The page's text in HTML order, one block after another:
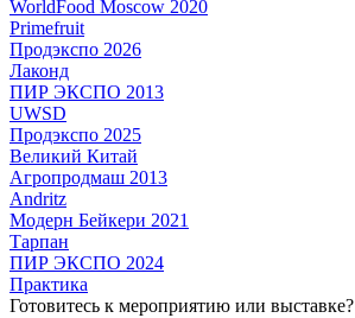
WorldFood Moscow 2020
Primefruit
Продэкспо 2026
Лаконд
ПИР ЭКСПО 2013
UWSD
Продэкспо 2025
Великий Китай
Агропродмаш 2013
Andritz
Модерн Бейкери 2021
Тарпан
ПИР ЭКСПО 2024
Практика
Готовитесь к мероприятию или выставке?